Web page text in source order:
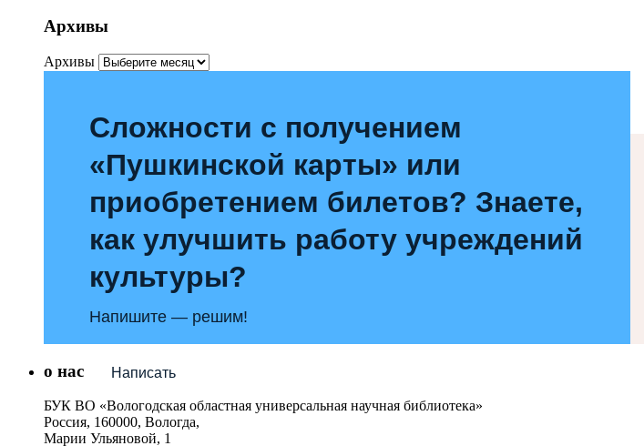
Архивы
Архивы
Сложности с получением
«Пушкинской карты» или
приобретением билетов? Знаете,
как улучшить работу учреждений
культуры?
Напишите — решим!
Написать
о нас
БУК ВО «Вологодская областная универсальная научная библиотека»
Россия, 160000, Вологда,
Марии Ульяновой, 1